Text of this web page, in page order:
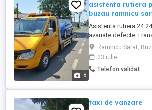
6
asistenta rutiera
buzau ramnicu
Asistenta rutiera 24
avariate defecte
Tel. non stop
Ramnicu Sarat,
23 iulie
Telefon validat
taxi de vanzare